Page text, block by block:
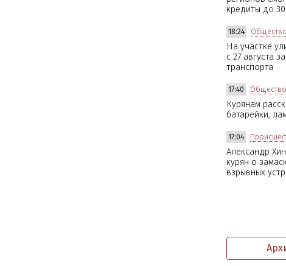
кредиты до
18:24 Общество
На участке
с 27 августа
транспорта
17:40 Общество
Курянам
батарейки,
17:04
Александр
курян о
взрывных